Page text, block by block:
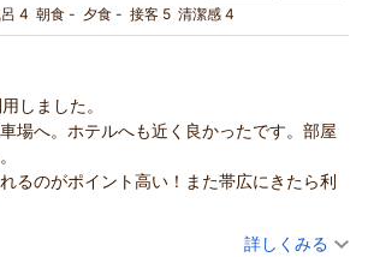
HAI」にて16時から21時最終入店まで
だけます。
め､
供しておりますので、次回お越しの際も是
と存じます。
ありますがフライドポテトなどの軽食もご
円(大人一人あたり/税込)
ドホテル帯広駅前へご宿泊いただき、誠に
。
変励みとなる温かいクチコミをお寄せい
重ねて御礼申し上げます。
数多くのホテルをご利用されているお客様
のプライベート空間やフロントの手続きに
4 朝食 - 夕食 - 接客 5 清潔感 4
しました。
場へ。ホテルへも近く良かったです。部屋
るのがポイント高い！また帯広にきたら利
（投稿日：2026/07/30）
詳しくみる